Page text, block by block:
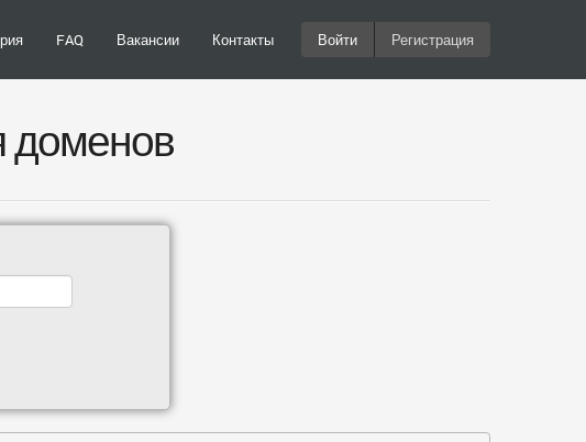
FAQ Вакансии Контакты Войти Регистрация
доменов